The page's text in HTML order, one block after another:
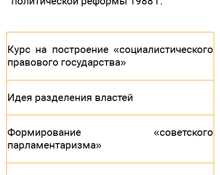
Курс на построение «социалистического
правового государства»
Идея разделения властей
Формирование «советского
парламентаризма»